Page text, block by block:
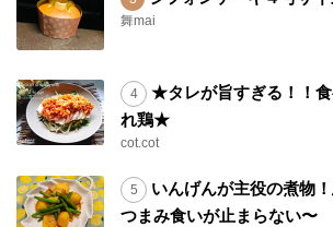
舞mai
★タレが旨すぎる！！
れ鶏★
cot.cot
いんげんが主役の煮物
つまみ食いが止まらない〜